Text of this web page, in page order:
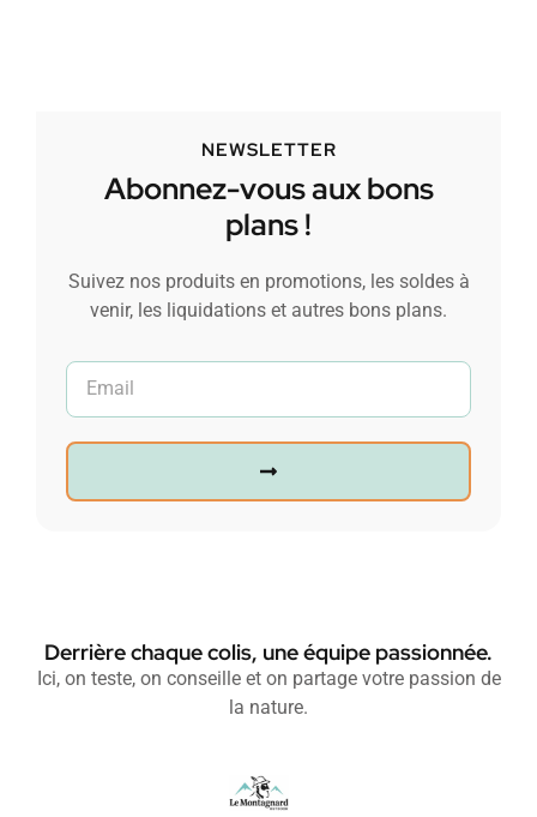
NEWSLETTER
Abonnez-vous aux bons
plans !
Suivez nos produits en promotions, les soldes à
venir, les liquidations et autres bons plans.
Derrière chaque colis, une équipe passionnée.
Ici, on teste, on conseille et on partage votre passion de
la nature.